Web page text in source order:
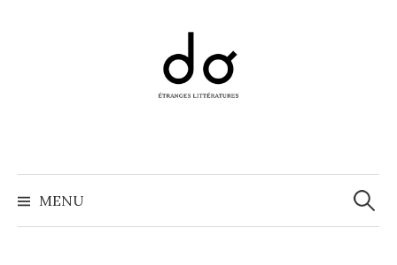
MENU